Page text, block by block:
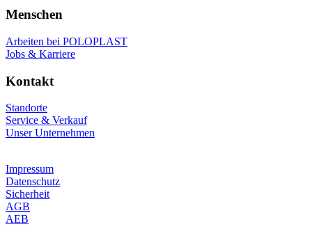
Menschen
Arbeiten bei POLOPLAST
Jobs & Karriere
Kontakt
Standorte
Service & Verkauf
Unser Unternehmen
Impressum
Datenschutz
Sicherheit
AGB
AEB